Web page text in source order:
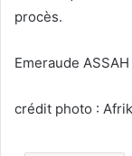
procès.
Emeraude ASSAH
crédit photo :